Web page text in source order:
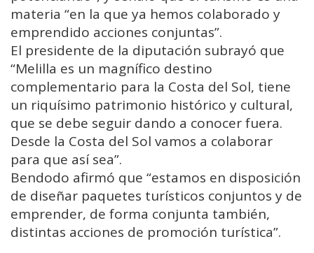
materia “en la que ya hemos colaborado y
emprendido acciones conjuntas”.
El presidente de la diputación subrayó que
“Melilla es un magnífico destino
complementario para la Costa del Sol, tiene
un riquísimo patrimonio histórico y cultural,
que se debe seguir dando a conocer fuera.
Desde la Costa del Sol vamos a colaborar
para que así sea”.
Bendodo afirmó que “estamos en disposición
de diseñar paquetes turísticos conjuntos y de
emprender, de forma conjunta también,
distintas acciones de promoción turística”.